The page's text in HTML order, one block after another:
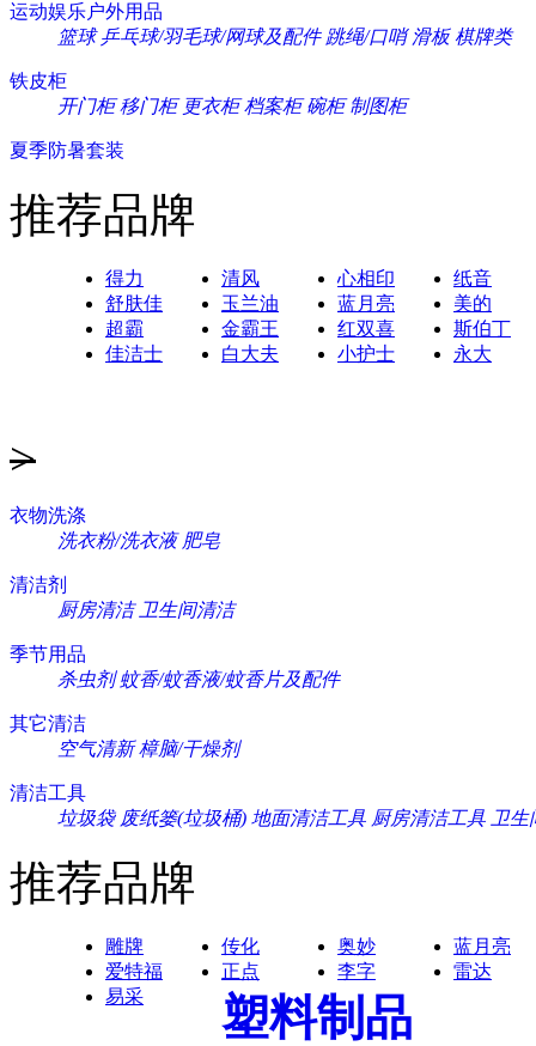
运动娱乐户外用品
篮球 乒乓球/羽毛球/网球及配件 跳绳/口哨 滑板 棋牌类
铁皮柜
开门柜 移门柜 更衣柜 档案柜 碗柜 制图柜
夏季防暑套装
推荐品牌
得力 清风 心相印
纸音
舒肤佳
玉兰油 蓝月亮
美的
超霸
金霸王 红双喜
斯伯丁
佳洁士
白大夫 小护士 永大
>
衣物洗涤
洗衣粉/洗衣液 肥皂
清洁剂
厨房清洁 卫生间清洁
季节用品
杀虫剂 蚊香/蚊香液/蚊香片及配件
其它清洁
空气清新 樟脑/干燥剂
清洁工具
垃圾袋 废纸篓(垃圾桶) 地面清洁工具 厨房清洁工具 卫
推荐品牌
雕牌 传化 奥妙
蓝月亮
爱特福
正点 李字
雷达
易采
塑料制品